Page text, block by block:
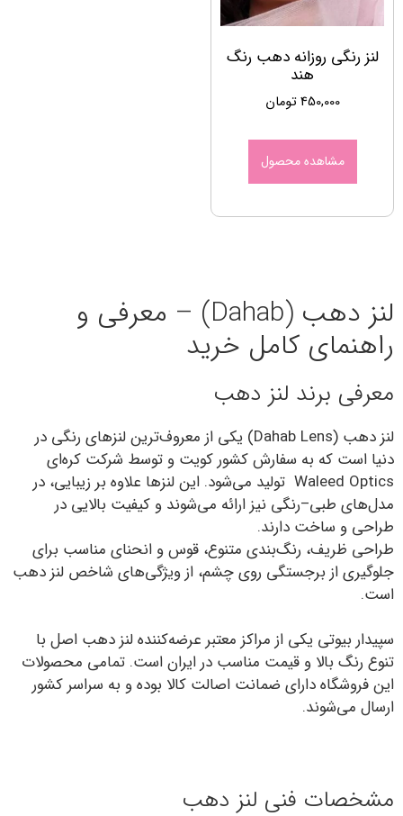
لنز رنگی روزانه دهب رنگ
هند
450,000تومان
مشاهده محصول
لنز دهب (Dahab) – معرفی و
راهنمای کامل خرید
معرفی برند لنز دهب
لنز دهب (Dahab Lens) یکی از معروف‌ترین لنزهای رنگی در
دنیا است که به سفارش کشور کویت و توسط شرکت کره‌ای
Waleed Optics تولید می‌شود. این لنزها علاوه بر زیبایی، در
مدل‌های طبی–رنگی نیز ارائه می‌شوند و کیفیت بالایی در
طراحی و ساخت دارند.
طراحی ظریف، رنگ‌بندی متنوع، قوس و انحنای مناسب برای
جلوگیری از برجستگی روی چشم، از ویژگی‌های شاخص لنز دهب
است.
سپیدار بیوتی یکی از مراکز معتبر عرضه‌کننده لنز دهب اصل با
تنوع رنگ بالا و قیمت مناسب در ایران است. تمامی محصولات
این فروشگاه دارای ضمانت اصالت کالا بوده و به سراسر کشور
ارسال می‌شوند.
مشخصات فنی لنز دهب